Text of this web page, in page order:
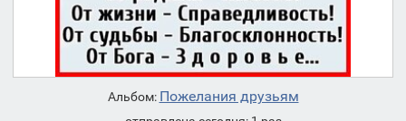
Альбом: Пожелания друзьям